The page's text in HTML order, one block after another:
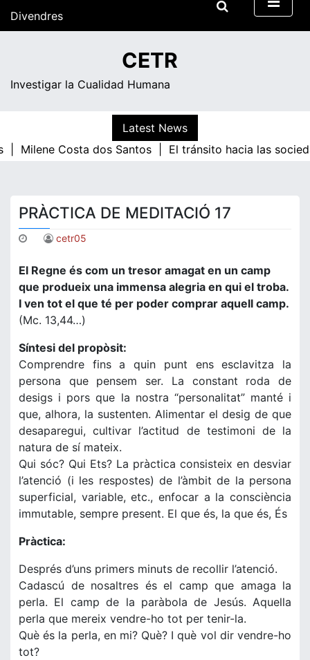
Divendres
CETR
Investigar la Cualidad Humana
Latest News
|
Milene Costa dos Santos | El tránsito hacia las
PRÀCTICA DE MEDITACIÓ 17
cetr05
El Regne és com un tresor amagat en un camp
que produeix una immensa alegria en qui el troba.
I ven tot el que té per poder comprar aquell camp.
(Mc. 13,44…)
Síntesi del propòsit:
Comprendre fins a quin punt ens esclavitza la
persona que pensem ser. La constant roda de
desigs i pors que la nostra “personalitat” manté i
que, alhora, la sustenten. Alimentar el desig de que
desaparegui, cultivar l’actitud de testimoni de la
natura de sí mateix.
Qui sóc? Qui Ets? La pràctica consisteix en desviar
l’atenció (i les respostes) de l’àmbit de la persona
superficial, variable, etc., enfocar a la consciència
immutable, sempre present. El que és, la que és, És
Pràctica:
Després d’uns primers minuts de recollir l’atenció.
Cadascú de nosaltres és el camp que amaga la
perla. El camp de la paràbola de Jesús. Aquella
perla que mereix vendre-ho tot per tenir-la.
Què és la perla, en mi? Què? I què vol dir vendre-ho
tot?